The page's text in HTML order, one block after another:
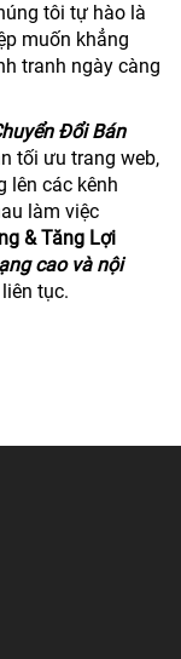
tôi tự hào là
muốn khẳng
tranh ngày càng
Đổi Bán
tối ưu trang web,
lên các kênh
làm việc
& Tăng Lợi
cao và nội
tục.